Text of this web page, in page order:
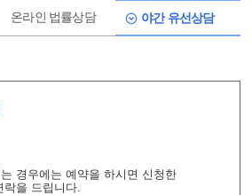
온라인 법률상담 야간 유선상담
경우에는 예약을 하시면 신청한
락을 드립니다.